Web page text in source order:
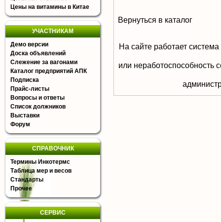
Цены на витамины в Китае
УЧАСТНИКАМ
Демо версии
Доска объявлений
Слежение за вагонами
Каталог предприятий АПК
Подписка
Прайс-листы
Вопросы и ответы
Список должников
Выставки
Форум
СПРАВОЧНИК
Термины Инкотермс
Таблица мер и весов
Стандарты
Прочее
СЕРВИС
Вернуться в каталог
На сайте работает
или неработоспособность